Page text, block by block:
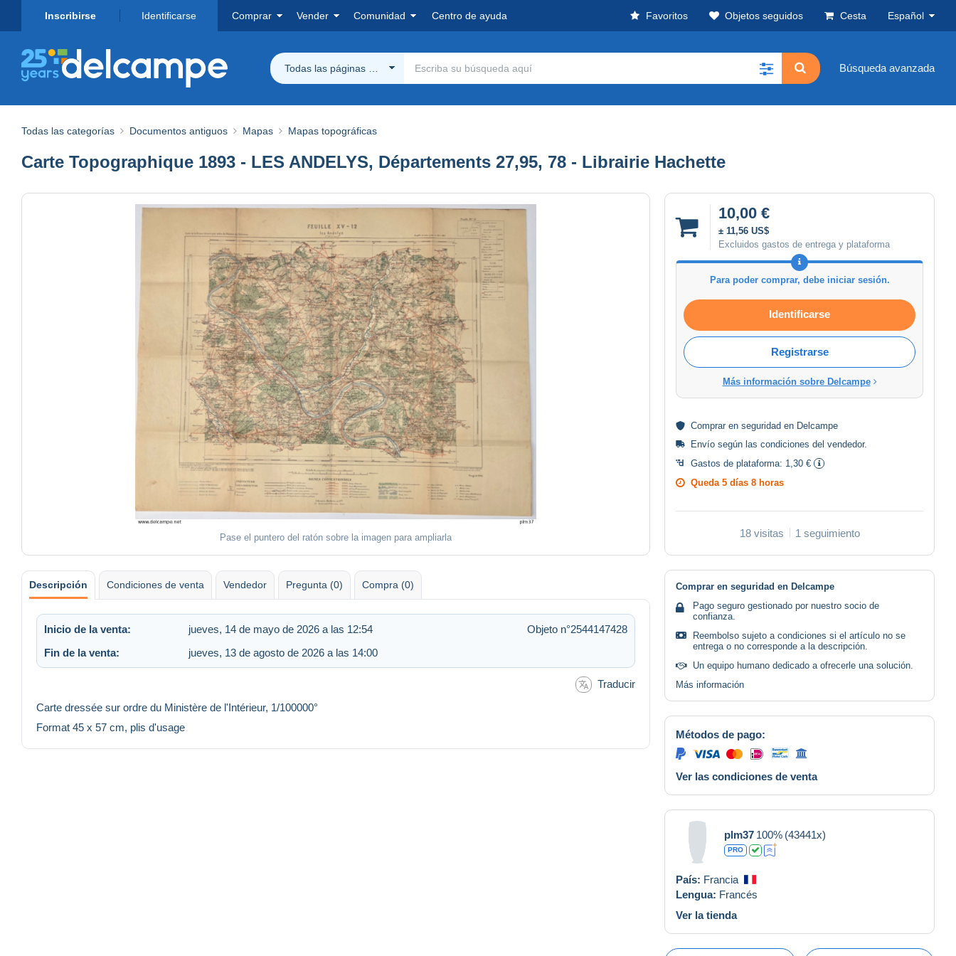
Inscribirse Identificarse Comprar Vender Comunidad Centro de ayuda Favoritos Objetos seguidos Cesta Español
Todas las páginas Delcampe Búsqueda avanzada
Todas las categorías Documentos antiguos Mapas Mapas topográficas
Carte Topographique 1893 - LES ANDELYS, Départements 27,95, 78 - Librairie Hachette
Pase el puntero del ratón sobre la imagen para ampliarla
10,00 €
± 11,56 US$
Excluidos gastos de entrega y plataforma
Para poder comprar, debe iniciar sesión.
Identificarse
Registrarse
Más información sobre Delcampe
Comprar en seguridad en Delcampe
Envío según las condiciones del vendedor.
Gastos de plataforma: 1,30 €
Queda 5 días 8 horas
18 visitas 1 seguimiento
Descripción Condiciones de venta Vendedor Pregunta (0) Compra (0)
Inicio de la venta: jueves, 14 de mayo de 2026 a las 12:54
Objeto n°2544147428
Fin de la venta:
jueves, 13 de agosto de 2026 a las 14:00
Traducir
Carte dressée sur ordre du Ministère de l'Intérieur, 1/100000°
Format 45 x 57 cm, plis d'usage
Comprar en seguridad en Delcampe
Pago seguro gestionado por nuestro socio de
confianza.
Reembolso sujeto a condiciones si el artículo no se
entrega o no corresponde a la descripción.
Un equipo humano dedicado a ofrecerle una solución.
Más información
Métodos de pago:
Ver las condiciones de venta
plm37 100% (43441x)
PRO
País: Francia
Lengua: Francés
Ver la tienda